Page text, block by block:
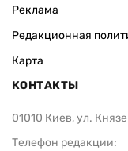
Реклама
Редакционная
Карта
КОНТАКТЫ
01010 Киев, ул.
Телефон редакции: